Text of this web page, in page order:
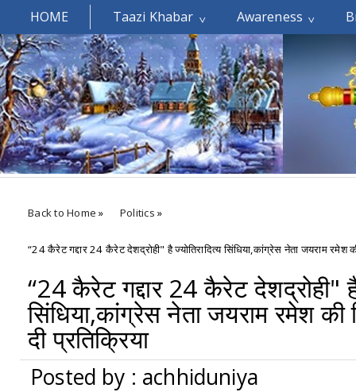
HOME Taazi Khabar Awareness
Welcomes You.....
Back to Home » Politics »
“24 कैरेट गद्दार 24 कैरेट देशद्रोही" है ज्योतिरादित्य सिंधिया,कांग्रेस नेता जयराम रमेश
“24 कैरेट गद्दार 24 कैरेट देशद्रोही" है
सिंधिया,कांग्रेस नेता जयराम रमेश की
दी प्रतिक्रिया
Posted by : achhiduniya